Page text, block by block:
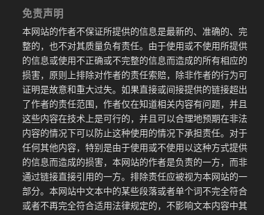
免责声明
本网站的作者不保证所提供的信息是最新的、准确的、完
整的，也不对其质量负有责任。由于使用或不使用所提供
的信息或使用不正确或不完整的信息而造成的所有相应的
损害，原则上排除对作者的责任索赔，除非作者的行为可
证明是故意和重大过失。如果直接或间接提供的链接超出
了作者的责任范围，作者仅在知道相关内容有问题，并且
这些内容在技术上是可行的，并且可以合理地预期在非法
内容的情况下可以防止这种使用的情况下承担责任。对于
任何其他内容，特别是由于使用或不使用以这种方式提供
的信息而造成的损害，本网站的作者是负责的一方，而非
通过链接直接引用的一方。排除责任应被视为本网站的一
部分。本网站中文本中的某些段落或者单个词不完全符合
或者不再完全符合适用法律规定的，不影响文本内容中其